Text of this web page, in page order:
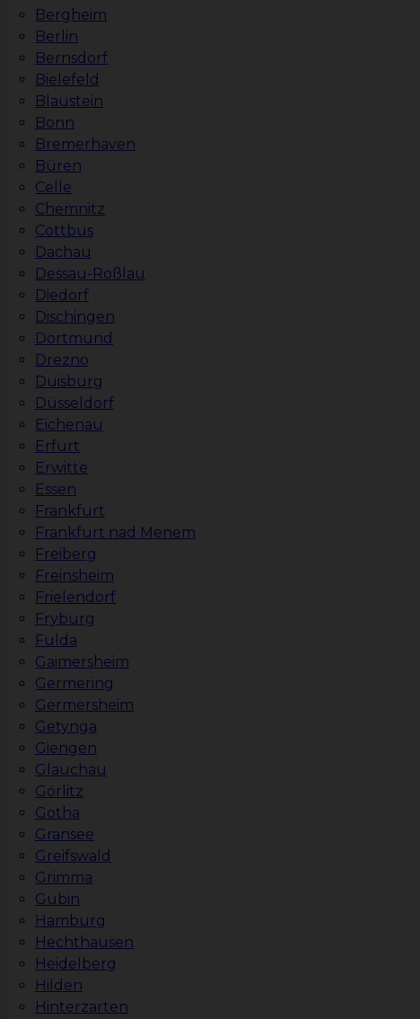
Bergheim
Berlin
Bernsdorf
Bielefeld
Blaustein
Bonn
Bremerhaven
Büren
Celle
Chemnitz
Cottbus
Dachau
Dessau-Roßlau
Diedorf
Dischingen
Dortmund
Drezno
Duisburg
Düsseldorf
Eichenau
Erfurt
Erwitte
Essen
Frankfurt
Frankfurt nad Menem
Freiberg
Freinsheim
Frielendorf
Fryburg
Fulda
Gaimersheim
Germering
Germersheim
Getynga
Giengen
Glauchau
Görlitz
Gotha
Gransee
Greifswald
Grimma
Gubin
Hamburg
Hechthausen
Heidelberg
Hilden
Hinterzarten